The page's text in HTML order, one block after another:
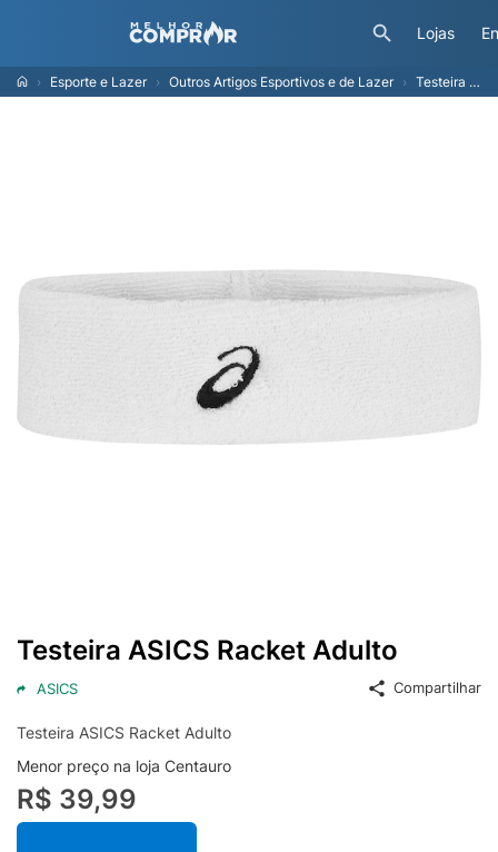
Lojas
Esporte e Lazer Outros Artigos Esportivos e de Lazer Testeira ASICS Racket Adulto
Testeira ASICS Racket Adulto
ASICS Compartilhar
Testeira ASICS Racket Adulto
Menor preço na loja Centauro
R$ 39,99